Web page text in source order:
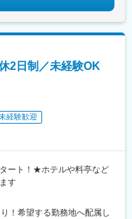
2日制／未経験OK
経験歓迎
ート！★ホテルや料亭など
す
！希望する勤務地へ配属し